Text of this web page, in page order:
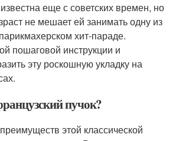
еще с советских времен, но
не мешает ей занимать одну из
хит-параде.
пошаговой инструкции и
эту роскошную укладку на
пучок?
этой классической